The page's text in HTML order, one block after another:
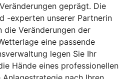
geprägt. Die
-experten unserer Partnerin
die Veränderungen der
eine passende
legen Sie Ihr
Hände eines professionellen